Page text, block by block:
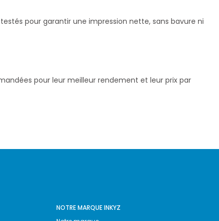
testés pour garantir une impression nette, sans bavure ni
pour leur meilleur rendement et leur prix par
NOTRE MARQUE INKYZ